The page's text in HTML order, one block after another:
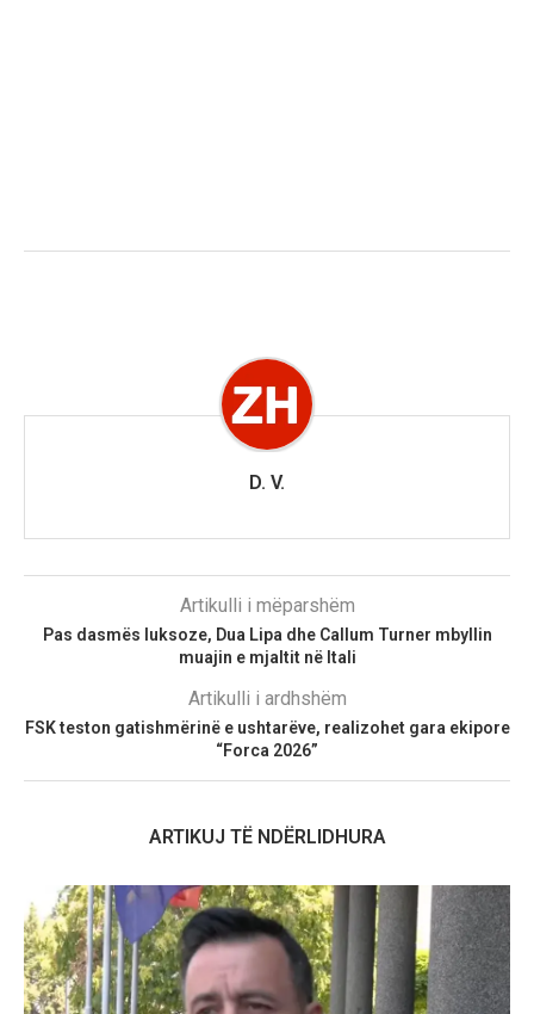
D. V.
Artikulli i mëparshëm
Pas dasmës luksoze, Dua Lipa dhe Callum Turner mbyllin
muajin e mjaltit në Itali
Artikulli i ardhshëm
​FSK teston gatishmërinë e ushtarëve, realizohet gara ekipore
“Forca 2026”
ARTIKUJ TË NDËRLIDHURA